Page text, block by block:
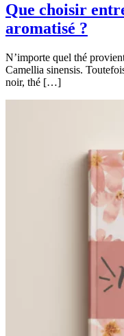
Que choisir
aromatisé ?
N’importe quel thé
Camellia sinensis.
noir, thé […]